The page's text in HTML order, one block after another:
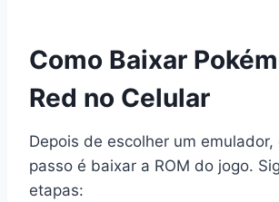
Como Baixar
Red no Celular
Depois de escolher um emulador,
passo é baixar a ROM do jogo.
etapas: